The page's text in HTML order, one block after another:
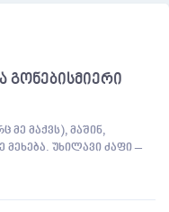
გონებისმიერი
მე მაქვს), მაშინ,
მეხება. უხილავი ძაფი –